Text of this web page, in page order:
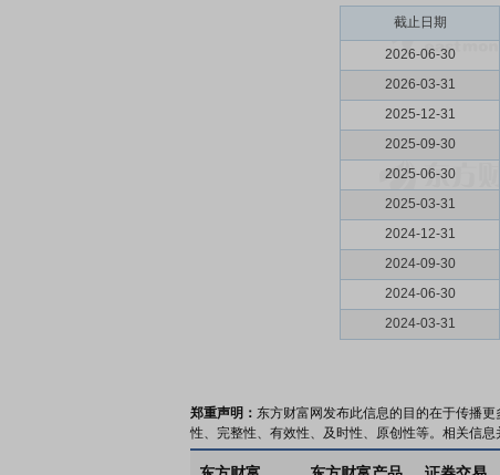
截止日期
2026-06-30
2026-03-31
2025-12-31
2025-09-30
2025-06-30
2025-03-31
2024-12-31
2024-09-30
2024-06-30
2024-03-31
郑重声明： 东方财富网发布此信息的目的在于传播
性、完整性、有效性、及时性、原创性等。相关信